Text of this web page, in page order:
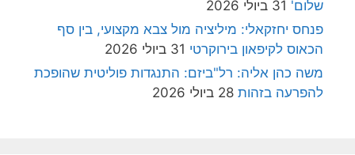
שלום' 31 ביולי 2026
פנחס יחזקאלי: מיליציה מול צבא מקצועי, בין סף
הכאוס לקיפאון בירוקרטי 31 ביולי 2026
משה כהן אליה: רל"ביזם: התנגדות פוליטית שהופכת
להפרעה בזהות 28 ביולי 2026